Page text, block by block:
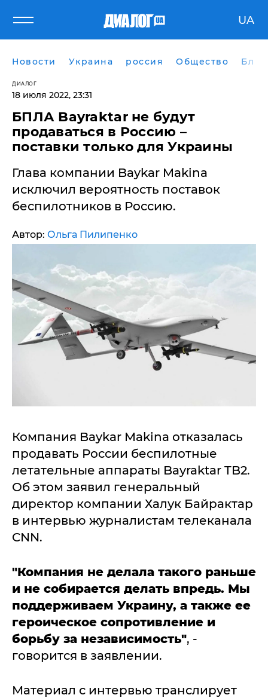
UA
Новости Украина россия Общество
ДИАЛОГ
18 июля 2022, 23:31
БПЛА Bayraktar не будут
продаваться в Россию –
поставки только для Украины
Глава компании Baykar Makina
исключил вероятность поставок
беспилотников в Россию.
Автор: Ольга Пилипенко
Компания Baykar Makina отказалась
продавать России беспилотные
летательные аппараты Bayraktar TB2.
Об этом заявил генеральный
директор компании Халук Байрактар
в интервью журналистам телеканала
CNN.
"Компания не делала такого раньше
и не собирается делать впредь. Мы
поддерживаем Украину, а также ее
героическое сопротивление и
борьбу за независимость", -
говорится в заявлении.
Материал с интервью транслирует